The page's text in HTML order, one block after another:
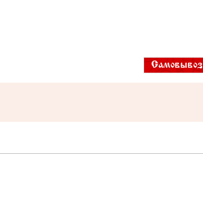
Самовывоз